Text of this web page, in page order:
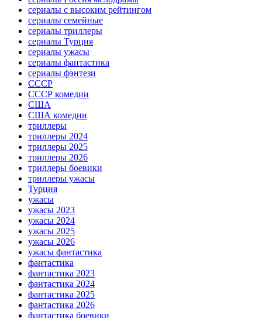
сериалы с высоким рейтингом
сериалы семейные
сериалы триллеры
сериалы Турция
сериалы ужасы
сериалы фантастика
сериалы фэнтези
СССР
СССР комедии
США
США комедии
триллеры
триллеры 2024
триллеры 2025
триллеры 2026
триллеры боевики
триллеры ужасы
Турция
ужасы
ужасы 2023
ужасы 2024
ужасы 2025
ужасы 2026
ужасы фантастика
фантастика
фантастика 2023
фантастика 2024
фантастика 2025
фантастика 2026
фантастика боевики